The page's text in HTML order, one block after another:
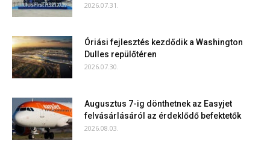
2026.07.31.
Óriási fejlesztés kezdődik a Washington
Dulles repülőtéren
2026.07.30.
Augusztus 7-ig dönthetnek az Easyjet
felvásárlásáról az érdeklődő befektetők
2026.08.03.